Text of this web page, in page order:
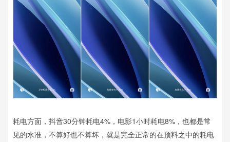
耗电方面，抖音30分钟耗电4%，电影1小时耗电8%，也都是常
见的水准，不算好也不算坏，就是完全正常的在预料之中的耗电